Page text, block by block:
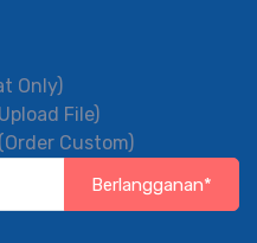
Only)
File)
(Order Custom)
Berlangganan*